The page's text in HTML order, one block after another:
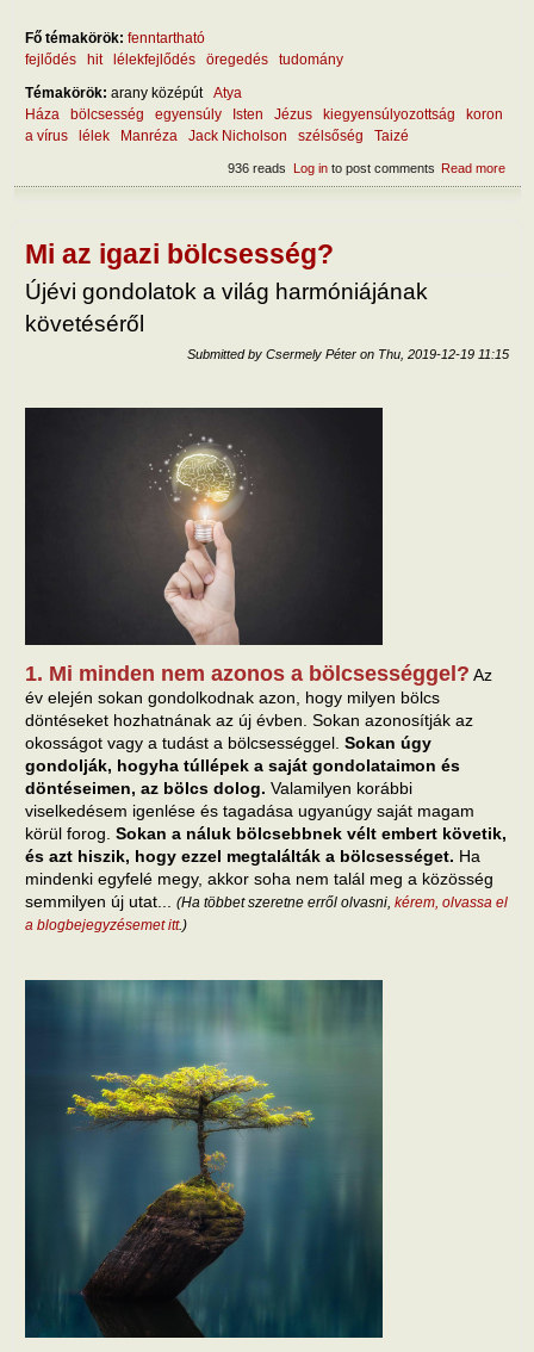
Fő témakörök: fenntartható
fejlődés
hit lélekfejlődés öregedés
tudomány
Témakörök: arany középút
Atya
Háza
bölcsesség egyensúly Isten Jézus kiegyensúlyozottság
koron
a vírus
lélek Manréza Jack Nicholson szélsőség Taizé
Read more
Log into post comments
936 reads
Mi az igazi bölcsesség?
Újévi gondolatok a világ harmóniájának
követéséről
Submitted by Csermely Péter on Thu, 2019-12-19 11:15
1. Mi minden nem azonos a bölcsességgel? Az
év elején sokan gondolkodnak azon, hogy milyen bölcs
döntéseket hozhatnának az új évben. Sokan azonosítják az
okosságot vagy a tudást a bölcsességgel. Sokan úgy
gondolják, hogyha túllépek a saját gondolataimon és
döntéseimen, az bölcs dolog. Valamilyen korábbi
viselkedésem igenlése és tagadása ugyanúgy saját magam
körül forog. Sokan a náluk bölcsebbnek vélt embert követik,
és azt hiszik, hogy ezzel megtalálták a bölcsességet. Ha
mindenki egyfelé megy, akkor soha nem talál meg a közösség
semmilyen új utat... (Ha többet szeretne erről olvasni, kérem, olvassa el
a blogbejegyzésemet itt.)